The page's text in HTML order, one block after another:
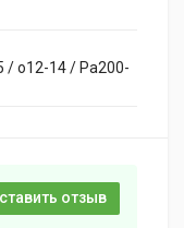
/ o12-14 / Pa200-
отзыв